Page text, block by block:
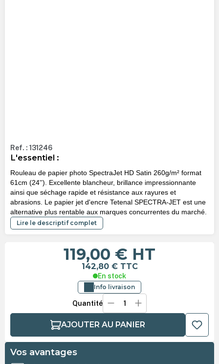
Ref. : 131246
L'essentiel :
Rouleau de papier photo SpectraJet HD Satin 260g/m² format
61cm (24''). Excellente blancheur, brillance impressionnante
ainsi que séchage rapide et résistance aux rayures et
abrasions. Le papier jet d'encre Tetenal SPECTRA-JET est une
alternative plus rentable aux marques concurrentes du marché.
Lire le descriptif complet
119,00 € HT
142,80 € TTC
En stock
Info livraison
Quantité
AJOUTER AU PANIER
Vos avantages